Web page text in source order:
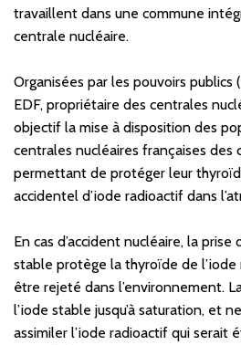
travaillent dans une commune
centrale nucléaire.
Organisées par les pouvoirs publics
EDF, propriétaire des centrales
objectif la mise à disposition des
centrales nucléaires françaises des
permettant de protéger leur
accidentel d’iode radioactif dans
En cas d’accident nucléaire, la prise
stable protège la thyroïde de
être rejeté dans l’environnement.
l’iode stable jusqu’à saturation, et
assimiler l’iode radioactif qui serait